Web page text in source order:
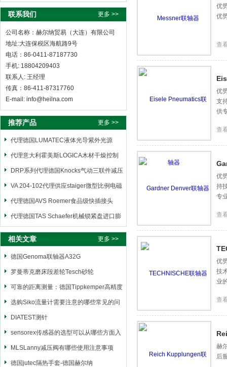
联系我们 更多 >>
公司名称：赫尔纳贸易（大连）有限公司
地址:大连保税区海航路9号
电话：86-0411-87187730
手机: 18804209403
联系人: 王经理
传真：86-411-87317760
E-mail: info@heilna.com
推荐产品 更多 >>
代理德国LUMATEC液体光导紫外光源
代理意大利霍美斯LOGICA木材干燥控制
仪
DRP系列代理德国Knocks气动三联件减压
阀
VA 204-102代理供应staiger微型比例电磁
阀
代理德国AVS Roemer食品级快插接头
代理德国TAS Schaefer机械锁紧盘进口膨
胀套
相关文章 更多 >>
德国Genoma联轴器A32G
罗曼蒂克磨床段差轮Tesch砂轮
可靠的距离测量：德国Tippkemper高精度
防爆传感器
选购Siko流量计需要注意的哪些常见的问
题
DIATEST测针
sensorex传感器的选型可以从哪些方面入
手
MLSLanny减压阀有哪些使用注意事项
德国jutec隔热手套-德国赫尔纳
优
优
查
优
支
供
查
优
持
专
查
优
技
业
查
赫
后